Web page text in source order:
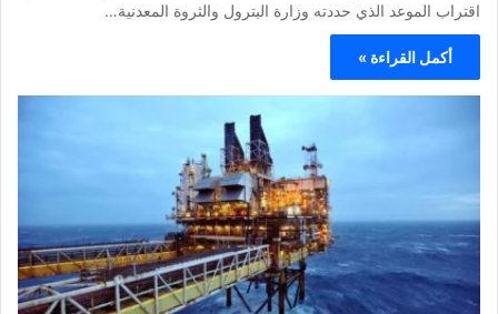
اقتراب الموعد الذي حددته وزارة البترول والثروة المعدنية…
أكمل القراءة »